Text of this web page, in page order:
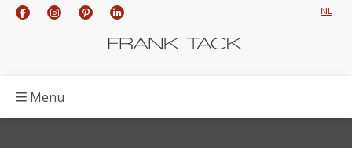
NL
Menu